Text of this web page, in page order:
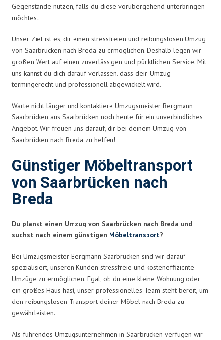
Gegenstände nutzen, falls du diese vorübergehend unterbringen
möchtest.
Unser Ziel ist es, dir einen stressfreien und reibungslosen Umzug
von Saarbrücken nach Breda zu ermöglichen. Deshalb legen wir
großen Wert auf einen zuverlässigen und pünktlichen Service. Mit
uns kannst du dich darauf verlassen, dass dein Umzug
termingerecht und professionell abgewickelt wird.
Warte nicht länger und kontaktiere Umzugsmeister Bergmann
Saarbrücken aus Saarbrücken noch heute für ein unverbindliches
Angebot. Wir freuen uns darauf, dir bei deinem Umzug von
Saarbrücken nach Breda zu helfen!
Günstiger Möbeltransport
von Saarbrücken nach
Breda
Du planst einen Umzug von Saarbrücken nach Breda und
suchst nach einem günstigen Möbeltransport?
Bei Umzugsmeister Bergmann Saarbrücken sind wir darauf
spezialisiert, unseren Kunden stressfreie und kosteneffiziente
Umzüge zu ermöglichen. Egal, ob du eine kleine Wohnung oder
ein großes Haus hast, unser professionelles Team steht bereit, um
den reibungslosen Transport deiner Möbel nach Breda zu
gewährleisten.
Als führendes Umzugsunternehmen in Saarbrücken verfügen wir